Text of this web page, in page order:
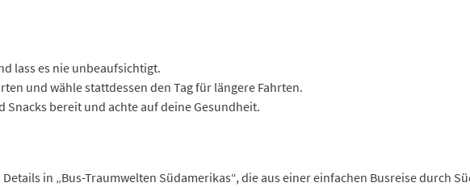
lass es nie unbeaufsichtigt.
und wähle stattdessen den Tag für längere Fahrten.
Snacks bereit und achte auf deine Gesundheit.
in „Bus-Traumwelten Südamerikas“, die aus einer einfachen Busreise durch